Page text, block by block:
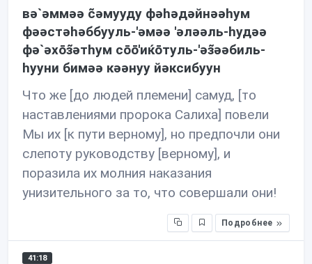
вə`əммəə c̃əмууду фəhəдəйнəəhум
фəəстəhəббууль-'əмəə 'əлəəль-hудəə
фə`əхōз̃əтhум сōō'иќōтуль-'əз̃əəбиль-
hууни бимəə кəəнуу йəксибуун
Что же [до людей племени] самуд, [то
наставлениями пророка Салиха] повели
Мы их [к пути верному], но предпочли они
слепоту руководству [верному], и
поразила их молния наказания
унизительного за то, что совершали они!
Подробнее
41:18